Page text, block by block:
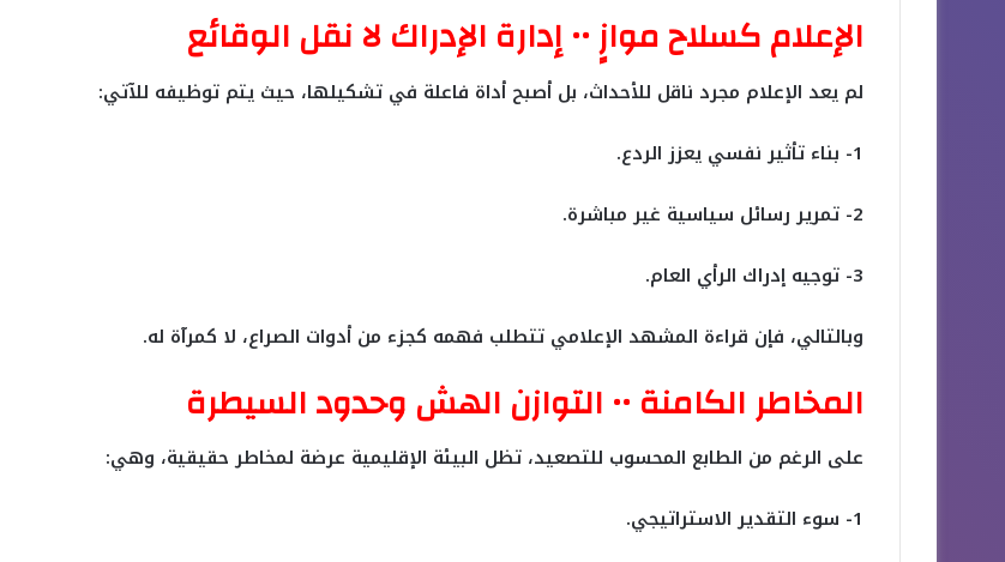
الإعلام كسلاح موازٍ •• إدارة الإدراك لا نقل الوقائع
لم يعد الإعلام مجرد ناقل للأحداث، بل أصبح أداة فاعلة في تشكيلها، حيث يتم توظيفه للآتي:
1- بناء تأثير نفسي يعزز الردع.
2- تمرير رسائل سياسية غير مباشرة.
3- توجيه إدراك الرأي العام.
وبالتالي، فإن قراءة المشهد الإعلامي تتطلب فهمه كجزء من أدوات الصراع، لا كمرآة له.
المخاطر الكامنة •• التوازن الهش وحدود السيطرة
على الرغم من الطابع المحسوب للتصعيد، تظل البيئة الإقليمية عرضة لمخاطر حقيقية، وهي:
1- سوء التقدير الاستراتيجي.